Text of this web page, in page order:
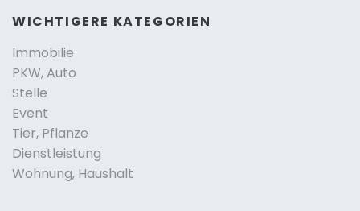
WICHTIGERE KATEGORIEN
Immobilie
PKW, Auto
Stelle
Event
Tier, Pflanze
Dienstleistung
Wohnung, Haushalt